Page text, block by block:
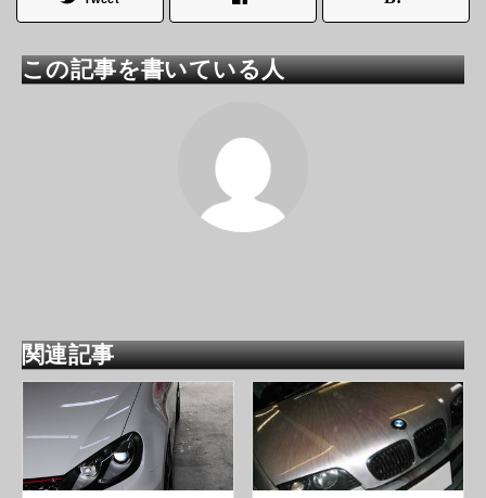
この記事を書いている人
関連記事